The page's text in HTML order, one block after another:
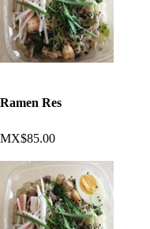
Ramen Res
MX$85.00